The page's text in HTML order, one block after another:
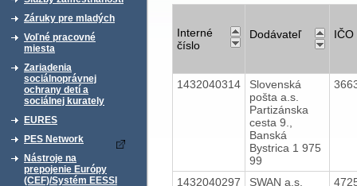
Záruky pre mladých
Voľné pracovné
miesta
Zariadenia
sociálnoprávnej
ochrany detí a
sociálnej kurately
EURES
PES Network
Nástroje na
prepojenie Európy
(CEF)/Systém EESSI
Interné
číslo
Dodávateľ IČO
1432040314
Slovenská
pošta a.s.
Partizánska
cesta 9.,
Banská
Bystrica 1 975
99
1432040297
SWAN a.s.